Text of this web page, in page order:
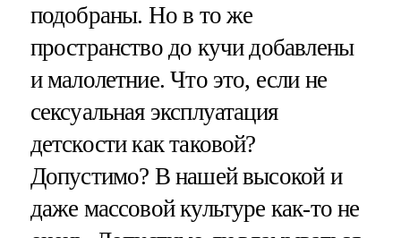
подобраны. Но в то же
пространство до кучи добавлены
и малолетние. Что это, если не
сексуальная эксплуатация
детскости как таковой?
Допустимо? В нашей высокой и
даже массовой культуре как-то не